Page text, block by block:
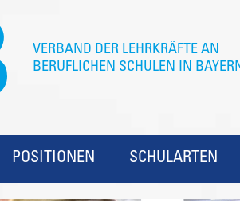
POSITIONEN SCHULARTEN